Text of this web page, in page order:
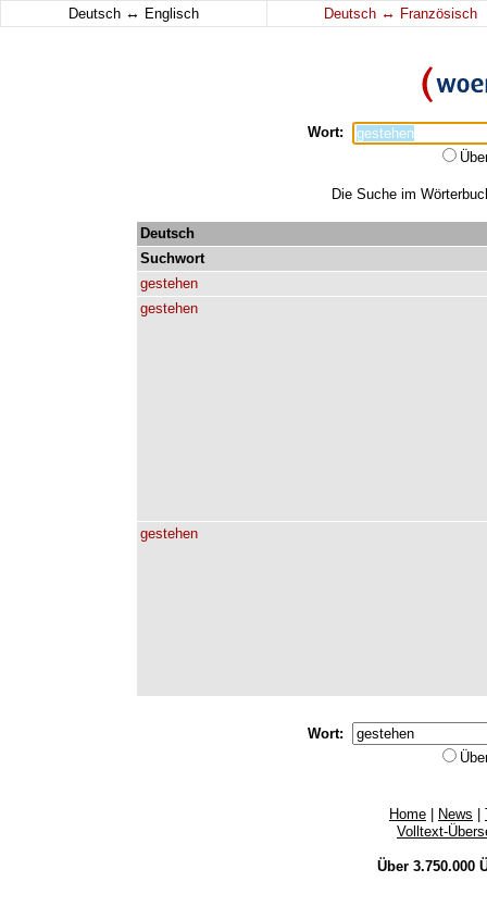
Deutsch ↔ Englisch Deutsch ↔ Französisch
Wort:
Die Suche im
Deutsch
Suchwort
gestehen
gestehen
gestehen
Wort:
Home News
Volltext-
Über 3.750.000